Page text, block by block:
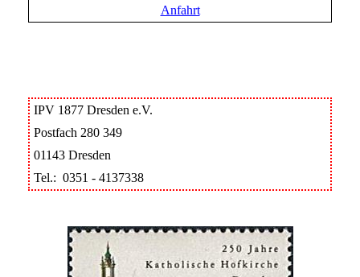
Anfahrt
IPV 1877 Dresden e.V.
Postfach 280 349
01143 Dresden
Tel.: 0351 - 4137338